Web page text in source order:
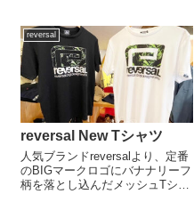
ださい ◇901T-1721 ORENGE ニ
ットキャップハット¥6380-
◇211901 P...
reversal
reversal New Tシャツ
人気ブランドreversalより、定番
のBIGマークロゴにバナナリーフ
柄を落とし込んだメッシュTシャ